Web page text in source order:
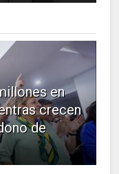
en
crecen
de